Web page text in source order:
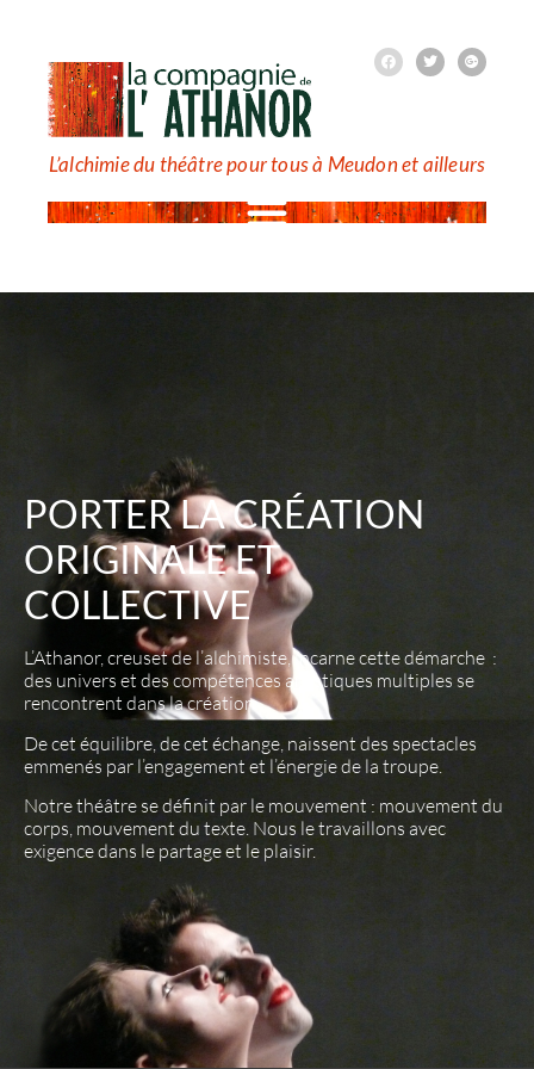
L’alchimie du théâtre pour tous à Meudon et ailleurs
PORTER LA CRÉATION
ORIGINALE ET
COLLECTIVE
L’Athanor, creuset de l’alchimiste, incarne cette démarche :
des univers et des compétences artistiques multiples se
rencontrent dans la création.
De cet équilibre, de cet échange, naissent des spectacles
emmenés par l’engagement et l’énergie de la troupe.
Notre théâtre se définit par le mouvement : mouvement du
corps, mouvement du texte. Nous letravaillons avec
exigence dans le partage et le plaisir.